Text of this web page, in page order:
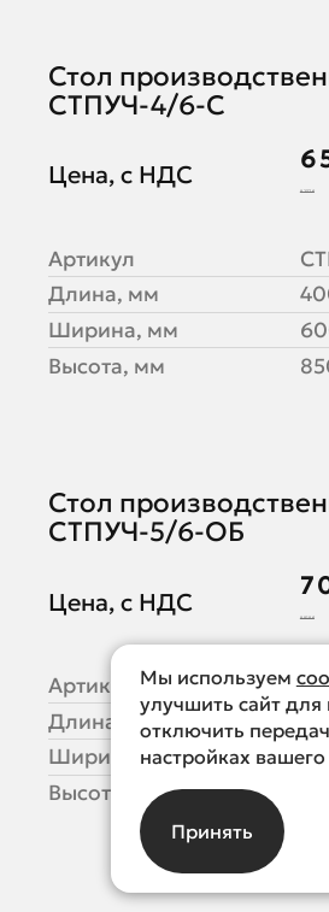
Стол
СТПУЧ-4/6-С
Цена, с НДС
6
8 237 ₽
Артикул
Длина, мм
Ширина, мм
Высота, мм
Стол
СТПУЧ-5/6-ОБ
Цена, с НДС
7
8 818 ₽
Артикул
Длина, мм
Ширина, мм
Высота, мм
Мы используем
улучшить сайт
отключить
настройках
Принять